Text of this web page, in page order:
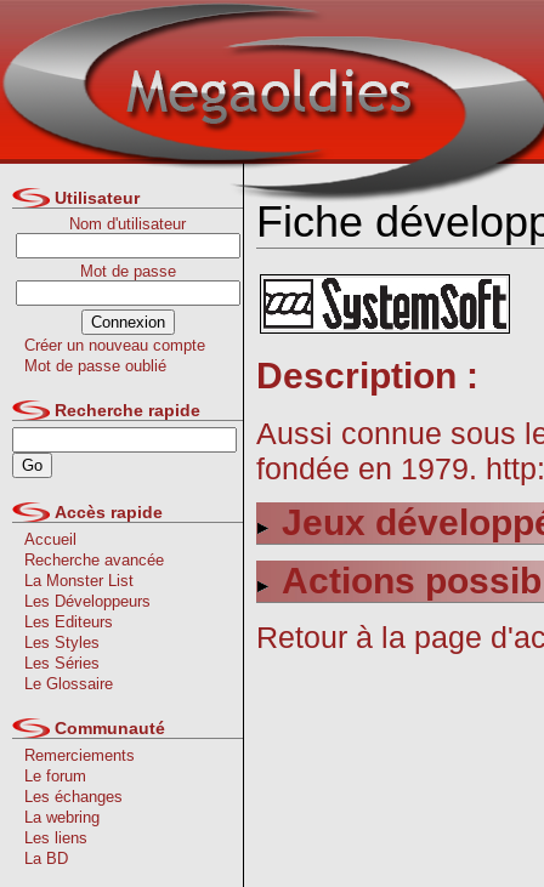
Utilisateur
Nom d'utilisateur
Mot de passe
Créer un nouveau compte
Mot de passe oublié
Recherche rapide
Accès rapide
Accueil
Recherche avancée
La Monster List
Les Développeurs
Les Editeurs
Les Styles
Les Séries
Le Glossaire
Communauté
Remerciements
Le forum
Les échanges
La webring
Les liens
La BD
Fiche
Description :
Aussi connue sous
fondée en 1979.
Jeux
Actions
Retour à la page